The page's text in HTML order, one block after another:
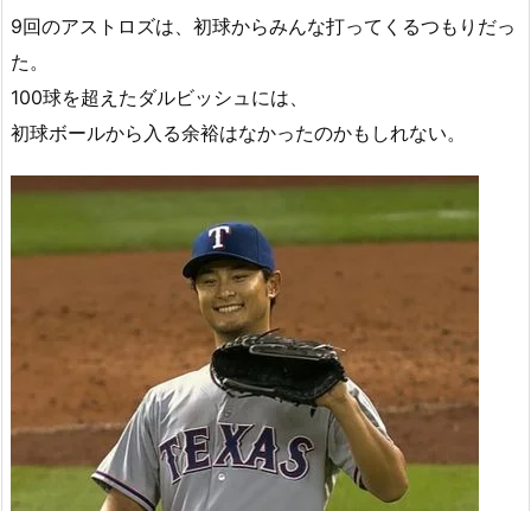
9回のアストロズは、初球からみんな打ってくるつもりだっ
た。
100球を超えたダルビッシュには、
初球ボールから入る余裕はなかったのかもしれない。